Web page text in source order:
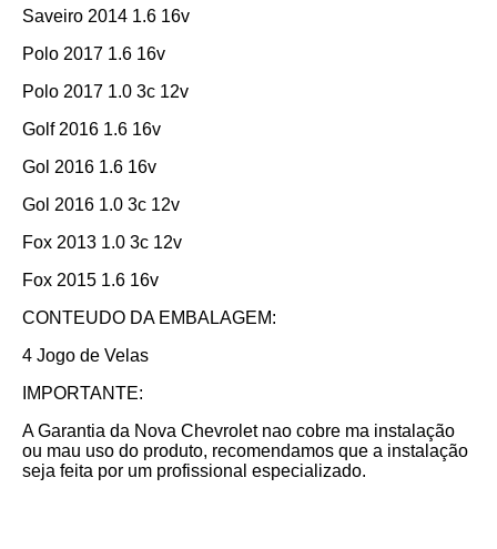
Saveiro 2014 1.6 16v
Polo 2017 1.6 16v
Polo 2017 1.0 3c 12v
Golf 2016 1.6 16v
Gol 2016 1.6 16v
Gol 2016 1.0 3c 12v
Fox 2013 1.0 3c 12v
Fox 2015 1.6 16v
CONTEUDO DA EMBALAGEM:
4 Jogo de Velas
IMPORTANTE:
A Garantia da Nova Chevrolet nao cobre ma instalação
ou mau uso do produto, recomendamos que a instalação
seja feita por um profissional especializado.